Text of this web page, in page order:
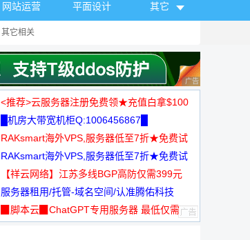
网站运营 平面设计 其它
其它相关
广告 商业广告，理
<推荐>云服务器注册免费领★充值白拿$100
█机房大带宽机柜Q:1006456867█
RAKsmart海外VPS,服务器低至7折★免费试
用★
RAKsmart海外VPS,服务器低至7折★免费试
用★
【祥云网络】江苏多线BGP高防仅需399元
服务器租用/托管-域名空间/认准腾佑科技
▉脚本云▉ChatGPT专用服务器 最低仅需